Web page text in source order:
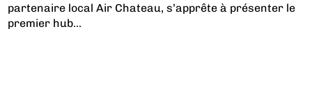
partenaire local Air Chateau, s’apprête à présenter le
premier hub...